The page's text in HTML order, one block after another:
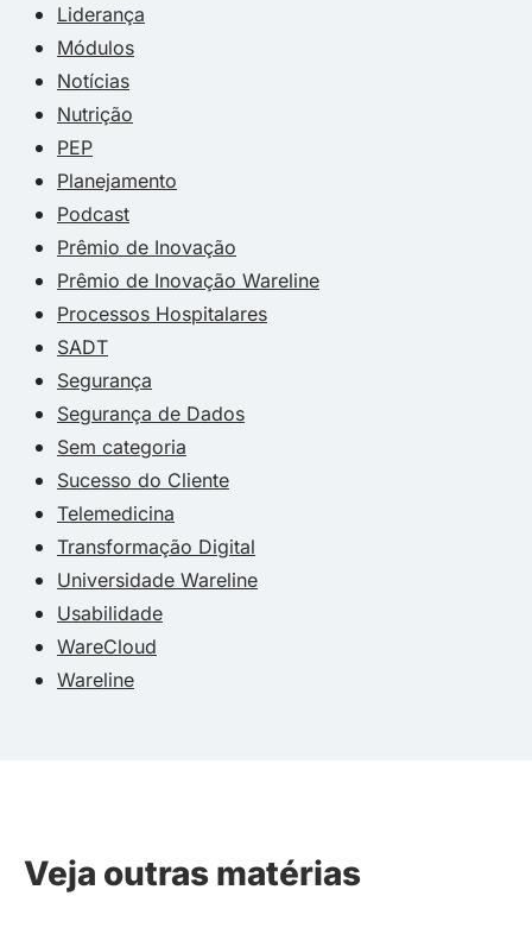
Liderança
Módulos
Notícias
Nutrição
PEP
Planejamento
Podcast
Prêmio de Inovação
Prêmio de Inovação Wareline
Processos Hospitalares
SADT
Segurança
Segurança de Dados
Sem categoria
Sucesso do Cliente
Telemedicina
Transformação Digital
Universidade Wareline
Usabilidade
WareCloud
Wareline
Veja outras matérias